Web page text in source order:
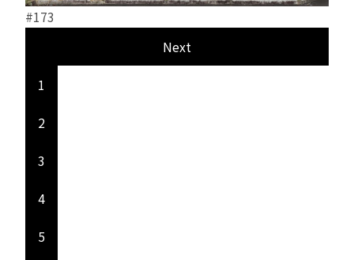
#173
Next
1
2
3
4
5